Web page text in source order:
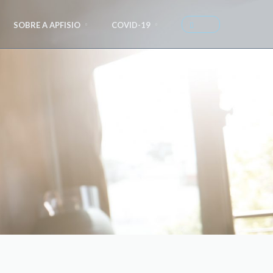
SOBRE A APFISIO COVID-19